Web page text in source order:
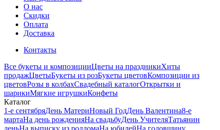
О нас
Скидки
Оплата
Доставка
Контакты
Все букеты и композицииЦветы на праздникиХиты
продажЦветыБукеты из розБукеты цветовКомпозиции из
цветовРозы в колбахСвадебный каталогОткрытки и
шарикиМягкие игрушкиКонфеты
Каталог
1-е сентябряДень МатериНовый ГодДень Валентина8-е
мартаНа день рожденияНа свадьбуДень УчителяТатьянин